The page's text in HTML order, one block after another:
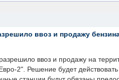
ввоз и продажу
ввоз и продажу на
2". Решение будет